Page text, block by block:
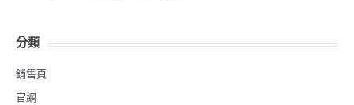
分類
銷售頁
官網